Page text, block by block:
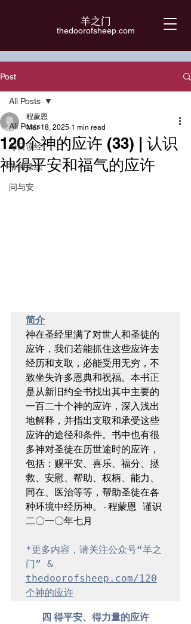
羊之门
​thedoorofsheep.com
Post
All Posts
每日读经
节律操练
问与安
All Posts
120个神的应许 (33) | 认识
神得平安和福气的应许
程蒙恩
Mar 18, 2025 1 min read
简介
神在圣经里满了对世人和圣徒的
应许，我们若能抓住这些应许去
经历和支取，必能受用无穷，不
致坐失许多恩典和祝福。本书正
是从新旧约全书找出其中主要的
一百二十个神的应许，深入浅出
地解释，并指出支取和承受这些
应许的途径和条件。书中也有很
多神对圣徒在历世途时的应许，
包括：赐平安、喜乐、福分、拯
救、安慰、帮助、权柄、能力、
同在、医治等等，帮助圣徒在各
种环境中经历神。-程蒙恩 谨识
二〇一〇年七月
*更多内容，请关注公众号“羊之
thedoorofsheep.com/120
个神的应许
四 得平安、得力量的应许